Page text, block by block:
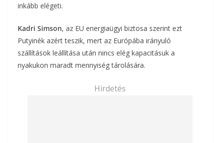
inkább elégeti.
Kadri Simson, az EU energiaügyi biztosa szerint ezt
Putyinék azért teszik, mert az Európába irányuló
szállítások leállítása után nincs elég kapacitásuk a
nyakukon maradt mennyiség tárolására.
Hirdetés